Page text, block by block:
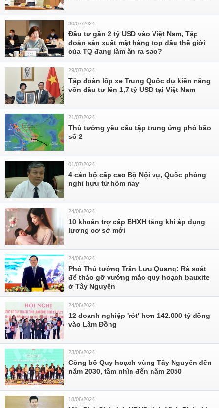
30/07/2024
Đầu tư gần 2 tỷ USD vào Việt Nam, Tập
đoàn sản xuất mặt hàng top đầu thế giới
của TQ đang làm ăn ra sao?
29/07/2024
Tập đoàn lốp xe Trung Quốc dự kiến nâng
vốn đầu tư lên 1,7 tỷ USD tại Việt Nam
21/07/2024
Thủ tướng yêu cầu tập trung ứng phó bão
số 2
01/07/2024
4 cán bộ cấp cao Bộ Nội vụ, Quốc phòng
nghỉ hưu từ hôm nay
24/06/2024
10 khoản trợ cấp BHXH tăng khi áp dụng
lương cơ sở mới
24/06/2024
Phó Thủ tướng Trần Lưu Quang: Rà soát
để tháo gỡ vướng mắc quy hoạch bauxite
ở Tây Nguyên
24/06/2024
12 doanh nghiệp 'rót' hơn 142.000 tỷ đồng
vào Lâm Đồng
23/06/2024
Công bố Quy hoạch vùng Tây Nguyên đến
năm 2030, tầm nhìn đến năm 2050
18/06/2024